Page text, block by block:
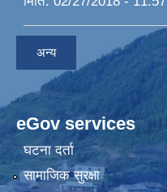
अन्य
eGov services
घटना दर्ता
सामाजिक सुरक्षा